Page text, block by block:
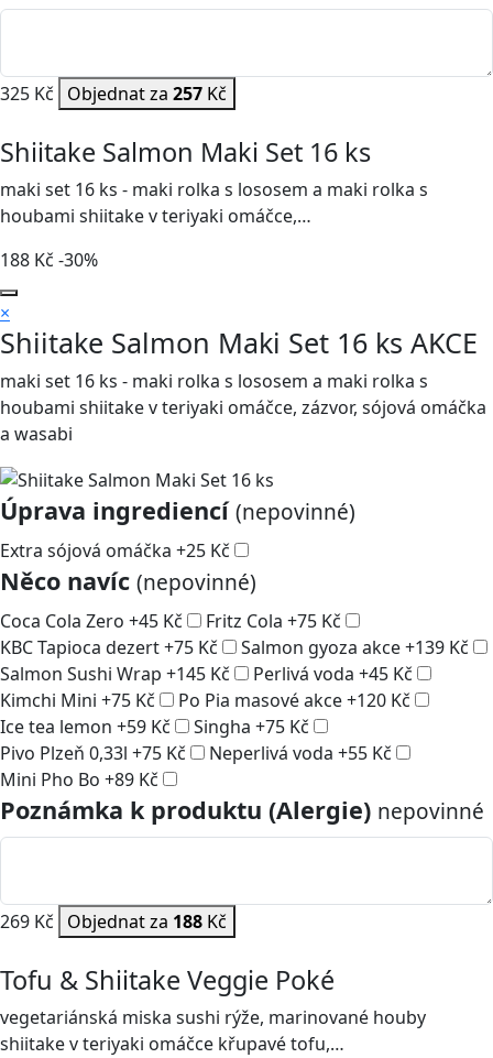
325 Kč Objednat za 257 Kč
Shiitake Salmon Maki Set 16 ks
maki set 16 ks - maki rolka s lososem a maki rolka s
houbami shiitake v teriyaki omáčce,…
188 Kč -30%
×
Shiitake Salmon Maki Set 16 ks AKCE
maki set 16 ks - maki rolka s lososem a maki rolka s
houbami shiitake v teriyaki omáčce, zázvor, sójová omáčka
a wasabi
Úprava ingrediencí (nepovinné)
Extra sójová omáčka +25 Kč
Něco navíc (nepovinné)
Coca Cola Zero +45 Kč Fritz Cola +75 Kč
KBC Tapioca dezert+75 Kč Salmon gyoza akce+139 Kč
Salmon Sushi Wrap +145 Kč Perlivá voda +45 Kč
Kimchi Mini +75 Kč Po Pia masové akce+120 Kč
Ice tea lemon +59 Kč Singha +75 Kč
Pivo Plzeň 0,33l +75 Kč Neperlivá voda +55 Kč
Mini Pho Bo +89 Kč
Poznámka k produktu (Alergie) nepovinné
269 Kč Objednat za 188 Kč
Tofu & Shiitake Veggie Poké
vegetariánská miska sushi rýže, marinované houby
shiitake v teriyaki omáčce křupavé tofu,…